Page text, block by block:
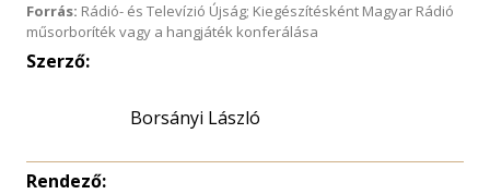
Forrás: Rádió- és Televízió Újság; Kiegészítésként Magyar Rádió
műsorboríték vagy a hangjáték konferálása
Szerző:
Borsányi László
Rendező: